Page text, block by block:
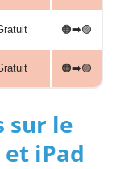
🟠➡️🟣
🟠➡️🟣
sur le
iPad